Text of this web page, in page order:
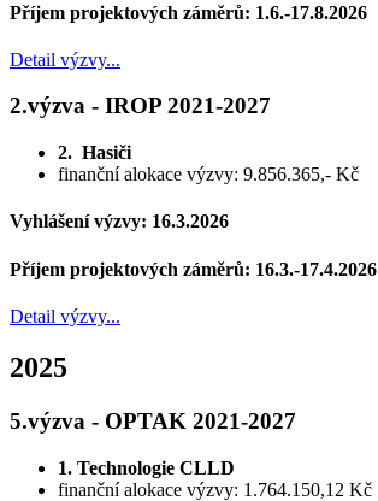
Příjem projektových záměrů: 1.6.-17.8.2026
Detail výzvy...
2.výzva - IROP 2021-2027
2. Hasiči
finanční alokace výzvy: 9.856.365,- Kč
Vyhlášení výzvy: 16.3.2026
Příjem projektových záměrů: 16.3.-17.4.2026
Detail výzvy...
2025
5.výzva - OPTAK 2021-2027
1. Technologie CLLD
finanční alokace výzvy: 1.764.150,12 Kč